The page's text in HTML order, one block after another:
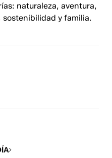
naturaleza, aventura,
sostenibilidad y familia.